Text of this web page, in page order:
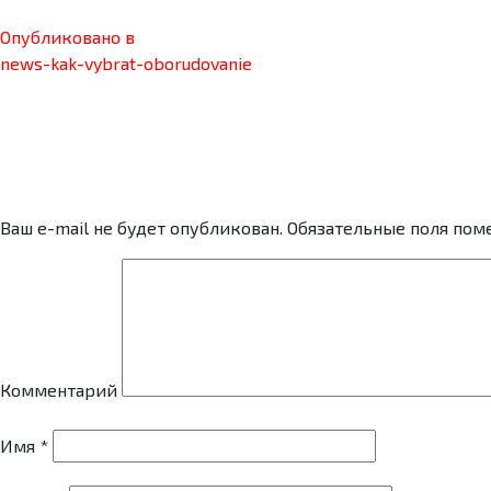
Опубликовано в
news-kak-vybrat-oborudovanie
Ваш e-mail не будет опубликован. Обязательные поля
Комментарий
Имя *